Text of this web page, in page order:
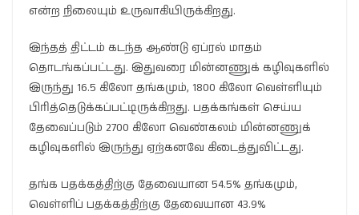
என்ற நிலையும் உருவாகியிருக்கிறது.
இந்தத் திட்டம் கடந்த ஆண்டு ஏப்ரல் மாதம்
தொடங்கப்பட்டது. இதுவரை மின்னணுக் கழிவுகளில்
இருந்து 16.5 கிலோ தங்கமும், 1800 கிலோ வெள்ளியும்
பிரித்தெடுக்கப்பட்டிருக்கிறது. பதக்கங்கள் செய்ய
தேவைப்படும் 2700 கிலோ வெண்கலம் மின்னணுக்
கழிவுகளில் இருந்து ஏற்கனவே கிடைத்துவிட்டது.
தங்க பதக்கத்திற்கு தேவையான 54.5% தங்கமும்,
வெள்ளிப் பதக்கத்திற்கு தேவையான 43.9%